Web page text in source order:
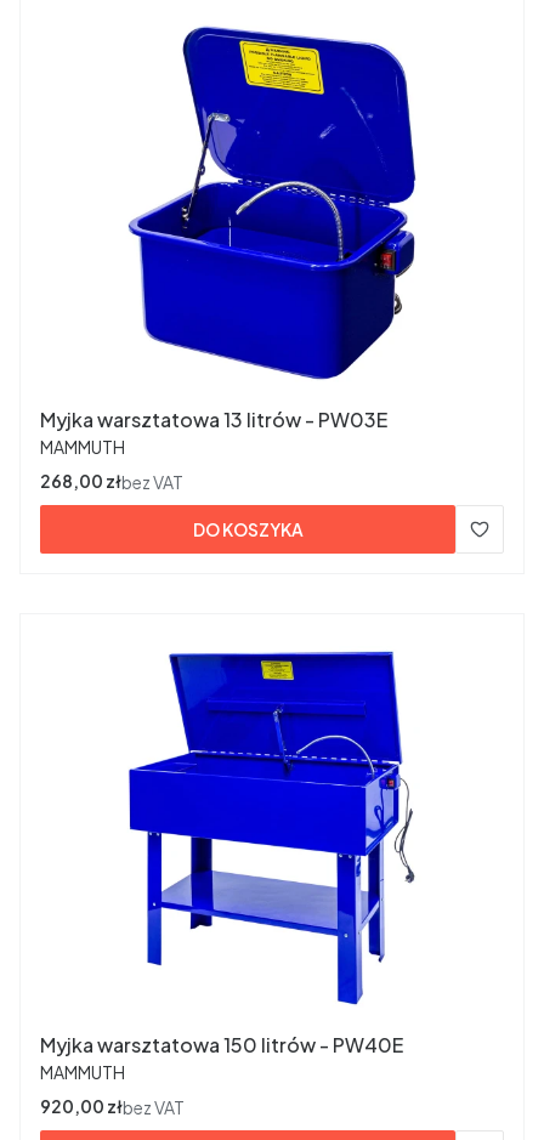
Myjka warsztatowa 13 litrów - PW03E
PRODUCENT
MAMMUTH
Cena
268,00 złbez VAT
DO KOSZYKA
Myjka warsztatowa 150 litrów - PW40E
PRODUCENT
MAMMUTH
Cena
920,00 złbez VAT